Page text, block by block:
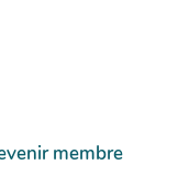
membre